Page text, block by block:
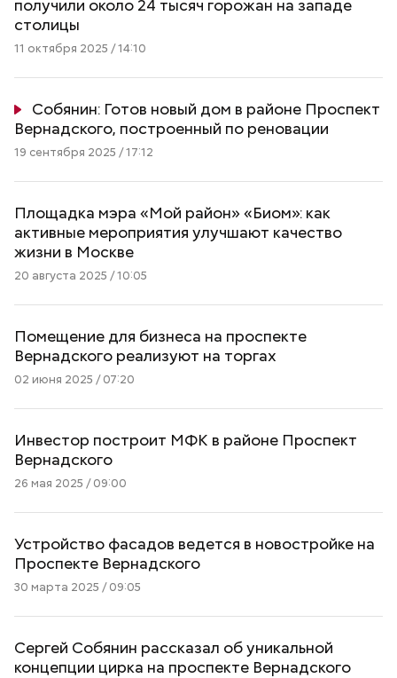
получили около 24 тысяч горожан на западе
столицы
11 октября 2025 / 14:10
Собянин: Готов новый дом в районе Проспект
Вернадского, построенный по реновации
19 сентября 2025 / 17:12
Площадка мэра «Мой район» «Биом»: как
активные мероприятия улучшают качество
жизни в Москве
20 августа 2025 / 10:05
Помещение для бизнеса на проспекте
Вернадского реализуют на торгах
02 июня 2025 / 07:20
Инвестор построит МФК в районе Проспект
Вернадского
26 мая 2025 / 09:00
Устройство фасадов ведется в новостройке на
Проспекте Вернадского
30 марта 2025 / 09:05
Сергей Собянин рассказал об уникальной
концепции цирка на проспекте Вернадского